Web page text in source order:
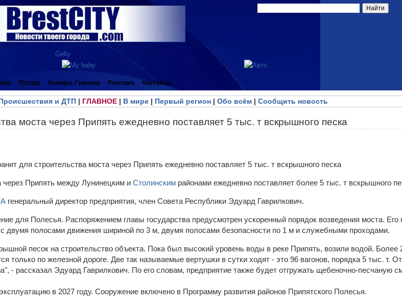
Погода Камеры. Граница Реклама Контакты
и ДТП| ГЛАВНОЕ| В мире| Первый регион| Обо всём| Сообщить новость
моста через Припять ежедневно поставляет 5 тыс. т вскрышного песка
Припять между Лунинецким и Столинским районами ежедневно поставляет более 5 тыс. т вскрышного
генеральный директор предприятия, член Совета Республики Эдуард Гаврилкович.
для Полесья. Распоряжением главы государства предусмотрен ускоренный порядок возведения моста. Его
с двумя полосами движения шириной по 3 м, двумя полосами безопасности по 1 м и служебными проходами.
песок на строительство объекта. Пока был высокий уровень воды в реке Припять, возили водой. Более
только по железной дороге. Две так называемые вертушки в сутки ходят - это 96 вагонов, порядка 5 тыс. т.
- рассказал Эдуард Гаврилкович. По его словам, предприятие также будет отгружать щебеночно-песчаную
в 2027 году. Сооружение включено в Программу развития районов Припятского Полесья.